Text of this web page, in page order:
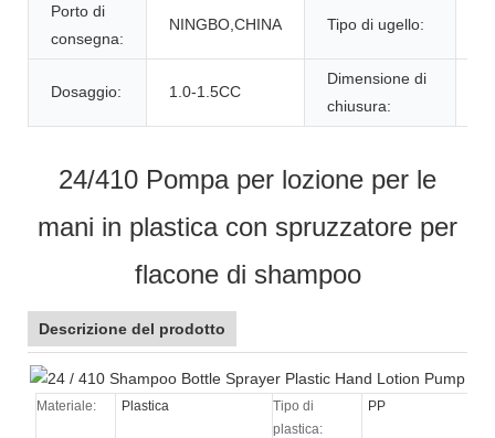
Porto di
consegna:
NINGBO,CHINA Tipo di ugello:
Dosaggio: 1.0-1.5CC
Dimensione di
chiusura:
24/410 Pompa per lozione per le
mani in plastica con spruzzatore per
flacone di shampoo
Descrizione del prodotto
Materiale: Plastica
Tipo di
plastica:
PP